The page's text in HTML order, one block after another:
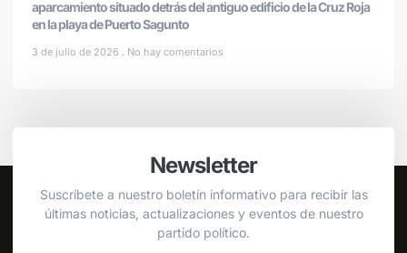
aparcamiento situado detrás del antiguo edificio de la Cruz Roja
en la playa de Puerto Sagunto
3 de julio de 2026 No hay comentarios
Newsletter
Suscríbete a nuestro boletín informativo para recibir las
últimas noticias, actualizaciones y eventos de nuestro
partido político.